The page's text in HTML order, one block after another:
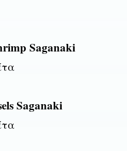
Saganaki
Saganaki